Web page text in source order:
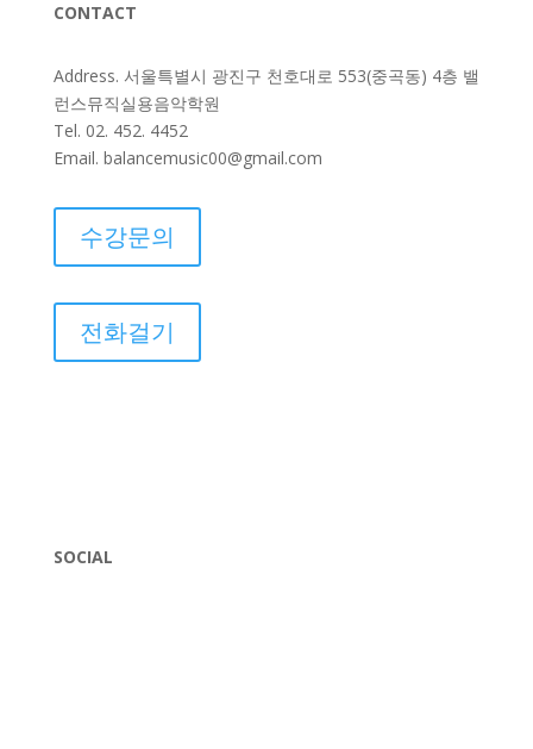
CONTACT
Address. 서울특별시 광진구 천호대로 553(중곡동) 4층 밸
런스뮤직실용음악학원
Tel. 02. 452. 4452
Email. balancemusic00@gmail.com
수강문의
전화걸기
SOCIAL